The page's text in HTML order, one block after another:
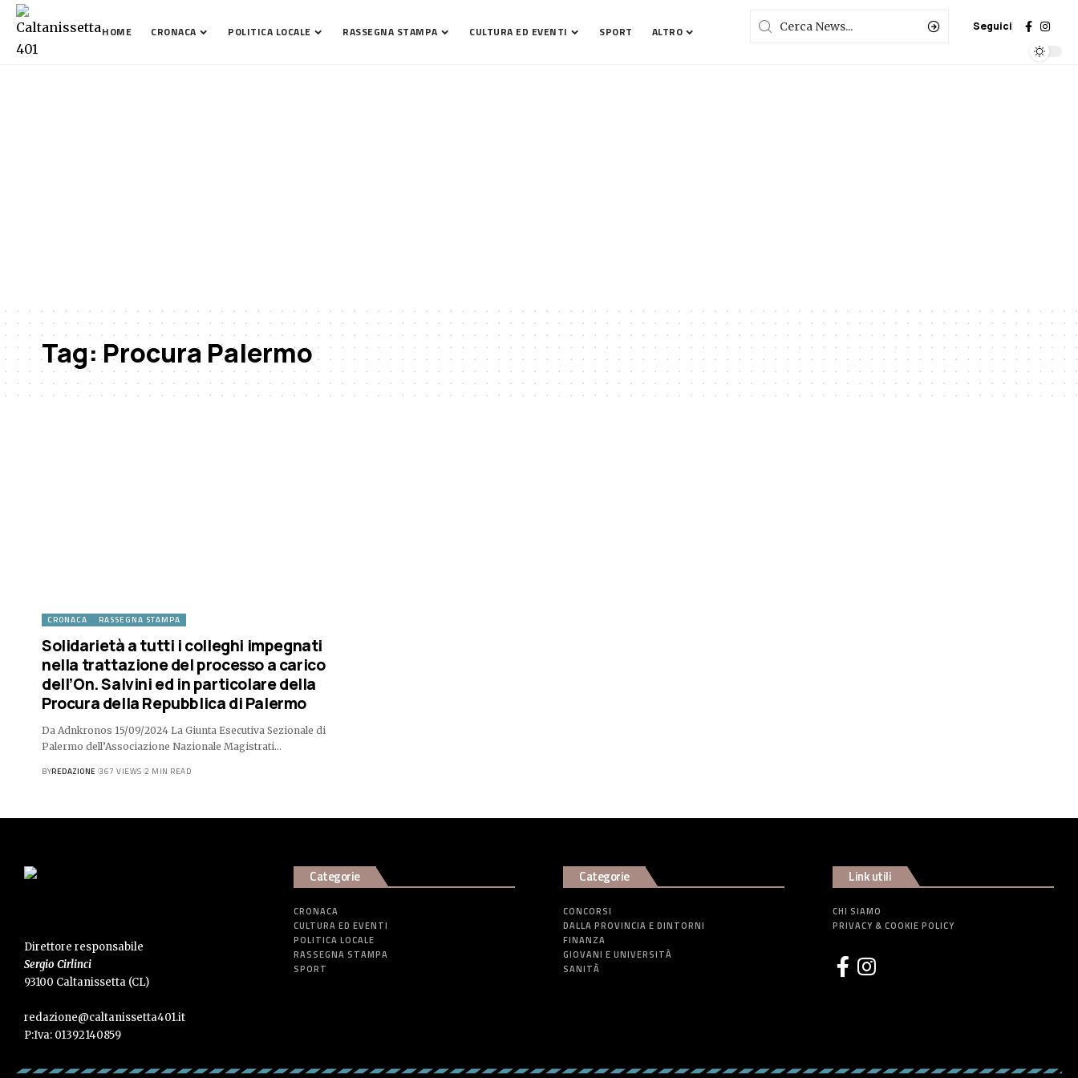
HOME CRONACA POLITICA LOCALE RASSEGNA STAMPA CULTURA ED EVENTI SPORT ALTRO Seguici
Tag:Procura Palermo
CRONACA RASSEGNA STAMPA
Solidarietà a tutti i colleghi impegnati
nella trattazione del processo a carico
dell’On. Salvini ed in particolare della
Procura della Repubblica di Palermo
Da Adnkronos 15/09/2024 La Giunta Esecutiva Sezionale di
Palermo dell’Associazione Nazionale Magistrati…
BYREDAZIONE 367 VIEWS 2 MIN READ
Direttore responsabile
Sergio Cirlinci
93100 Caltanissetta (CL)
redazione@caltanissetta401.it
P:Iva: 01392140859
Categorie
CRONACA
CULTURA ED EVENTI
POLITICA LOCALE
RASSEGNA STAMPA
SPORT
Categorie
CONCORSI
DALLA PROVINCIA E DINTORNI
FINANZA
GIOVANI E UNIVERSITÀ
SANITÀ
Link utili
CHI SIAMO
PRIVACY & COOKIE POLICY